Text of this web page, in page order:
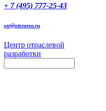
+ 7 (495) 777-25-43
otr@otr.rarus.ru
Центр отраслевой
разработки